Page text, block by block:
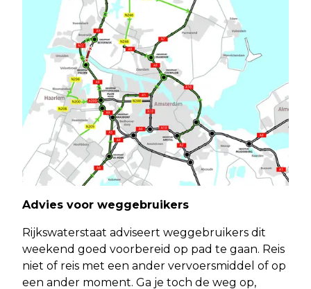
Advies voor weggebruikers
Rijkswaterstaat adviseert weggebruikers dit
weekend goed voorbereid op pad te gaan. Reis
niet of reis met een ander vervoersmiddel of op
een ander moment. Ga je toch de weg op,